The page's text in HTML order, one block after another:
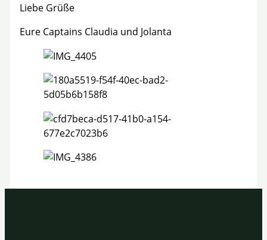
Liebe Grüße
Eure Captains Claudia und Jolanta